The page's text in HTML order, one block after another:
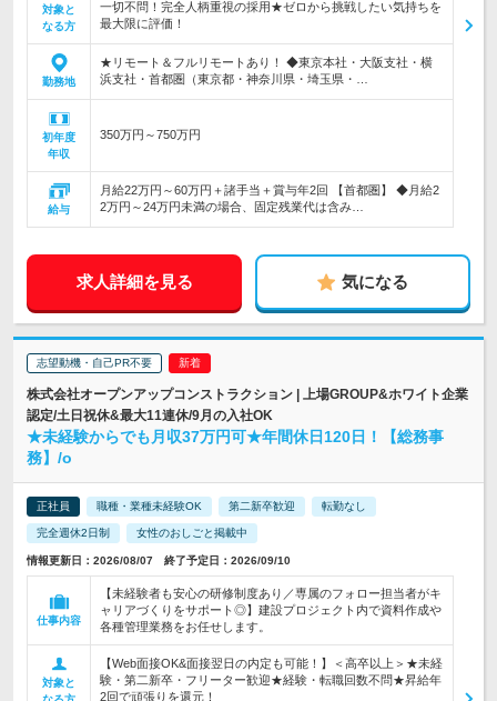
対象と
なる方
一切不問！完全人柄重視の採用★ゼロから挑戦したい気持ちを
最大限に評価！
勤務地
★リモート＆フルリモートあり！ ◆東京本社・大阪支社・横
浜支社・首都圏（東京都・神奈川県・埼玉県・…
初年度
年収
350万円～750万円
給与
月給22万円～60万円＋諸手当＋賞与年2回 【首都圏】 ◆月給2
2万円～24万円未満の場合、固定残業代は含み…
求人詳細を見る 気になる
志望動機・自己PR不要
株式会社オープンアップコンストラクション | 上場GROUP&ホワイト企業
認定/土日祝休&最大11連休/9月の入社OK
★未経験からでも月収37万円可★年間休日120日！【総務事
務】/o
正社員 職種・業種未経験OK 第二新卒歓迎 転勤なし
完全週休2日制 女性のおしごと掲載中
情報更新日：2026/08/07 終了予定日：2026/09/10
仕事内容
【未経験者も安心の研修制度あり／専属のフォロー担当者がキ
ャリアづくりをサポート◎】建設プロジェクト内で資料作成や
各種管理業務をお任せします。
対象と
【Web面接OK&面接翌日の内定も可能！】＜高卒以上＞★未経
験・第二新卒・フリーター歓迎★経験・転職回数不問★昇給年
2回で頑張りを還元！